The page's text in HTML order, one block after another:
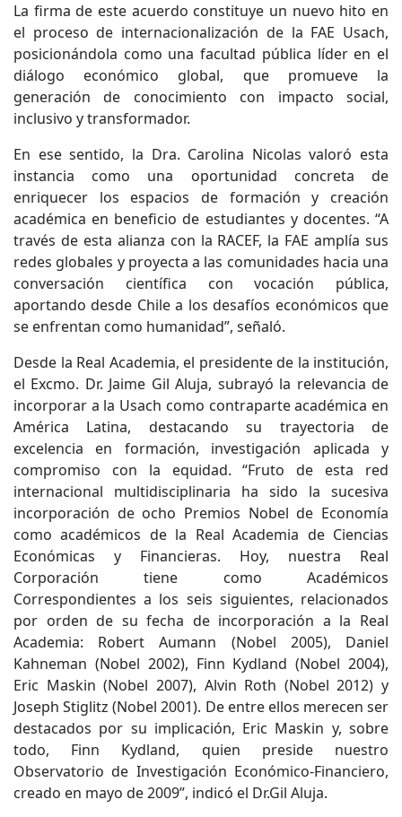
La firma de este acuerdo constituye un nuevo hito en
el proceso de internacionalización de la FAE Usach,
posicionándola como una facultad pública líder en el
diálogo económico global, que promueve la
generación de conocimiento con impacto social,
inclusivo y transformador.
En ese sentido, la Dra. Carolina Nicolas valoró esta
instancia como una oportunidad concreta de
enriquecer los espacios de formación y creación
académica en beneficio de estudiantes y docentes. “A
través de esta alianza con la RACEF, la FAE amplía sus
redes globales y proyecta a las comunidades hacia una
conversación científica con vocación pública,
aportando desde Chile a los desafíos económicos que
se enfrentan como humanidad”, señaló.
Desde la Real Academia, el presidente de la institución,
el Excmo. Dr. Jaime Gil Aluja, subrayó la relevancia de
incorporar a la Usach como contraparte académica en
América Latina, destacando su trayectoria de
excelencia en formación, investigación aplicada y
compromiso con la equidad. “Fruto de esta red
internacional multidisciplinaria ha sido la sucesiva
incorporación de ocho Premios Nobel de Economía
como académicos de la Real Academia de Ciencias
Económicas y Financieras. Hoy, nuestra Real
Corporación tiene como Académicos
Correspondientes a los seis siguientes, relacionados
por orden de su fecha de incorporación a la Real
Academia: Robert Aumann (Nobel 2005), Daniel
Kahneman (Nobel 2002), Finn Kydland (Nobel 2004),
Eric Maskin (Nobel 2007), Alvin Roth (Nobel 2012) y
Joseph Stiglitz (Nobel 2001). De entre ellos merecen ser
destacados por su implicación, Eric Maskin y, sobre
todo, Finn Kydland, quien preside nuestro
Observatorio de Investigación Económico-Financiero,
creado en mayo de 2009”, indicó el Dr.Gil Aluja.